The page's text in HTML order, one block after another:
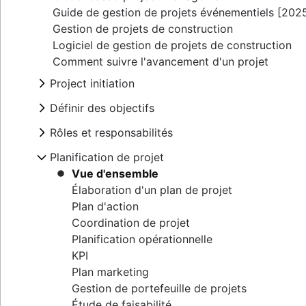
Guide de gestion de projets événementiels
Gestion de projets de construction
Logiciel de gestion de projets de construction
Comment suivre l'avancement d'un projet
Project initiation
What is project initiation?
Réunion de lancement de projet
Objectifs de projet
Project milestones
Livrables du projet
Critères d'acceptation
Cartographie des parties prenantes :
Périmètre du projet
Triples contraintes
Business case
Démonstration de faisabilité
Plan de proposition
Charte de projet et affiche de projet
Définir des objectifs
Créer une vision et une mission
Types d'objectifs
Théorie de la définition des d'objectifs
Exemples d'OKR
Exemples d'objectifs de projet
Analyse coûts-bénéfices
Canevas de modèle commercial
Compréhension de la cartographie
Goal management software
Rôles et responsabilités
Rôles de projet
Gestionnaire de projet
Responsable du projet
Sponsor de projet
Propriétaire du projet
Équipes projet
Graphique RACI
Charte d'équipe
Plan d'implémentation
Organigramme
Planification de projet
Vue d'ensemble
Élaboration d'un plan de projet
Plan d'action
Coordination de projet
Planification opérationnelle
KPI
Plan marketing
Gestion de portefeuille de projets